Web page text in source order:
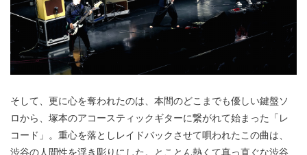
そして、更に心を奪われたのは、本間のどこまでも優しい鍵盤ソ
ロから、塚本のアコースティックギターに繋がれて始まった「レ
コード」。重心を落としレイドバックさせて唄われたこの曲は、
渋谷の人間性を浮き彫りにした。とことん熱くて真っ直ぐな渋谷